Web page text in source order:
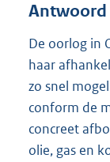
Antwoord
De oorlog in
haar
zo snel
conform de
concreet
olie, gas en